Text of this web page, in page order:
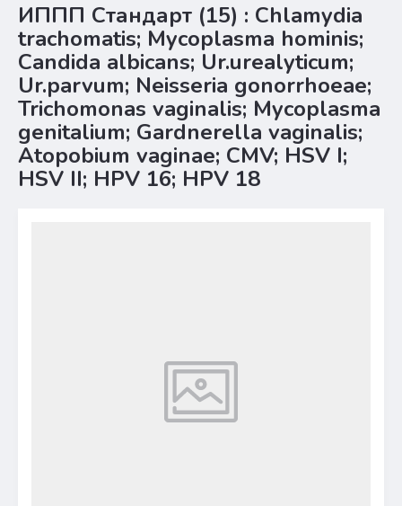
ИППП Стандарт (15) : Chlamydia
trachomatis; Mycoplasma hominis;
Candida albicans; Ur.urealyticum;
Ur.parvum; Neisseria gonorrhoeae;
Trichomonas vaginalis; Mycoplasma
genitalium; Gardnerella vaginalis;
Atopobium vaginae; CMV; HSV I;
HSV II; HPV 16; HPV 18